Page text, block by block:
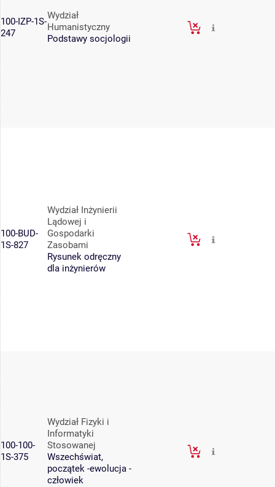
100-IZP-1S-
247
Wydział
Humanistyczny
Podstawy socjologii
100-BUD-
1S-827
Wydział Inżynierii
Lądowej i
Gospodarki
Zasobami
Rysunek odręczny
dla inżynierów
100-100-
1S-375
Wydział Fizyki i
Informatyki
Stosowanej
Wszechświat,
początek -ewolucja -
człowiek